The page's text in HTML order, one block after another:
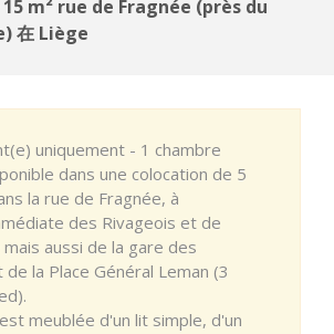
15 m² rue de Fragnée (près du
在 Liège
uniquement - 1 chambre
dans une colocation de 5
la rue de Fragnée, à
des Rivageois et de
mais aussi de la gare des
de la Place Général Leman (3
meublée d'un lit simple, d'un